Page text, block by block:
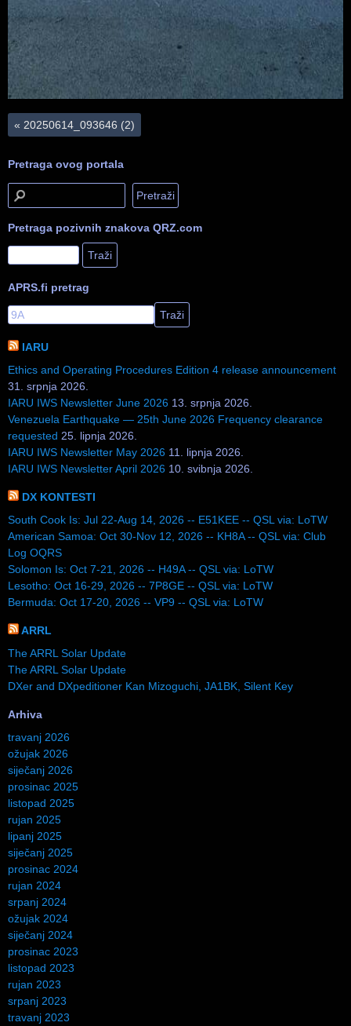
« 20250614_093646 (2)
Pretraga ovog portala
Pretraga pozivnih znakova QRZ.com
APRS.fi pretrag
IARU
Ethics and Operating Procedures Edition 4 release announcement
31. srpnja 2026.
IARU IWS Newsletter June 2026 13. srpnja 2026.
Venezuela Earthquake — 25th June 2026 Frequency clearance
requested 25. lipnja 2026.
IARU IWS Newsletter May 2026 11. lipnja 2026.
IARU IWS Newsletter April 2026 10. svibnja 2026.
DX KONTESTI
South Cook Is: Jul 22-Aug 14, 2026 -- E51KEE -- QSL via: LoTW
American Samoa: Oct 30-Nov 12, 2026 -- KH8A -- QSL via: Club
Log OQRS
Solomon Is: Oct 7-21, 2026 -- H49A -- QSL via: LoTW
Lesotho: Oct 16-29, 2026 -- 7P8GE -- QSL via: LoTW
Bermuda: Oct 17-20, 2026 -- VP9 -- QSL via: LoTW
ARRL
The ARRL Solar Update
The ARRL Solar Update
DXer and DXpeditioner Kan Mizoguchi, JA1BK, Silent Key
Arhiva
travanj 2026
ožujak 2026
siječanj 2026
prosinac 2025
listopad 2025
rujan 2025
lipanj 2025
siječanj 2025
prosinac 2024
rujan 2024
srpanj 2024
ožujak 2024
siječanj 2024
prosinac 2023
listopad 2023
rujan 2023
srpanj 2023
travanj 2023